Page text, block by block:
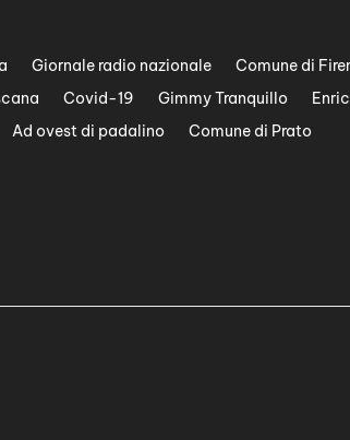
Giornale radio nazionale
Comune di
Covid-19 Gimmy Tranquillo
Ad ovest di padalino
Comune di Prato